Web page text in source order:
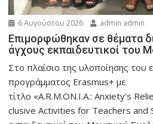
6 Αυγούστου 2026 admin admin
Eπιμορφώθηκαν σε θέματα
άγχους εκπαιδευτικοί του
Στο πλαίσιο της υλοποίησης του
προγράμματος Erasmus+ με
τίτλο «A.R.M.ON.I.A.: Anxiety’s
clusive Activities for Teachers and